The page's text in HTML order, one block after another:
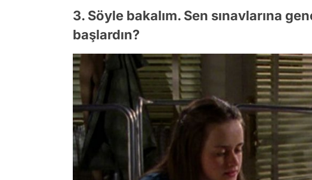
3. Söyle bakalım. Sen sınavlarına
başlardın?